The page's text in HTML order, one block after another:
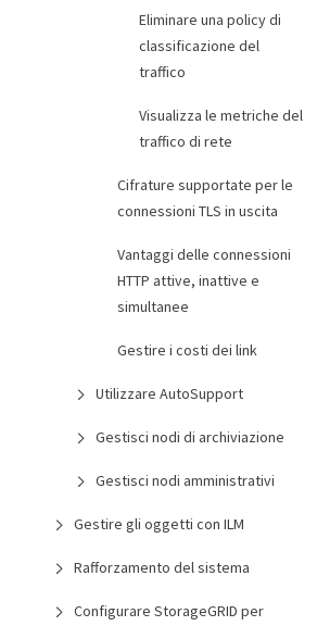
Eliminare una policy di
classificazione del
traffico
Visualizza le metriche del
traffico di rete
Cifrature supportate per le
connessioni TLS in uscita
Vantaggi delle connessioni
HTTP attive, inattive e
simultanee
Gestire i costi dei link
Utilizzare AutoSupport
Gestisci nodi di archiviazione
Gestisci nodi amministrativi
Gestire gli oggetti con ILM
Rafforzamento del sistema
Configurare StorageGRID per